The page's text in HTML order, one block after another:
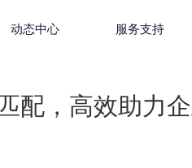
动态中心 服务支持
配，高效助力